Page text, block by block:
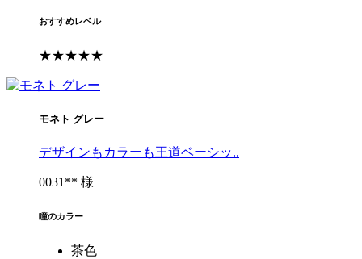
おすすめレベル
★★★★★
モネト グレー
デザインもカラーも王道ベーシッ..
0031** 様
瞳のカラー
茶色